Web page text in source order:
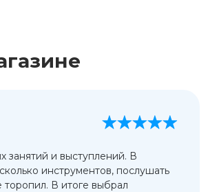
занятий и выступлений. В
инструментов, послушать
торопил. В итоге выбрал